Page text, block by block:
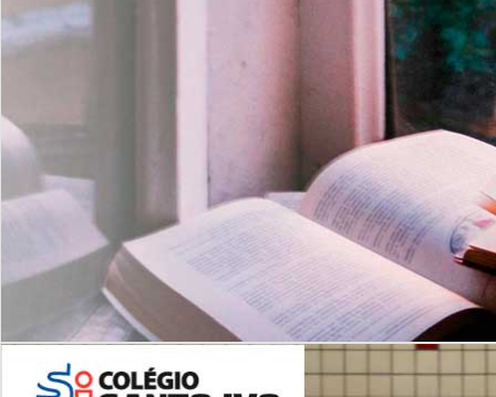
Leituras Literárias
es
Com imersão Bilingue - Anos
Finais
6º AO 9º ANO FUNDAMENTAL
Inglês: Turmas Reduzidas
(Proficiência)